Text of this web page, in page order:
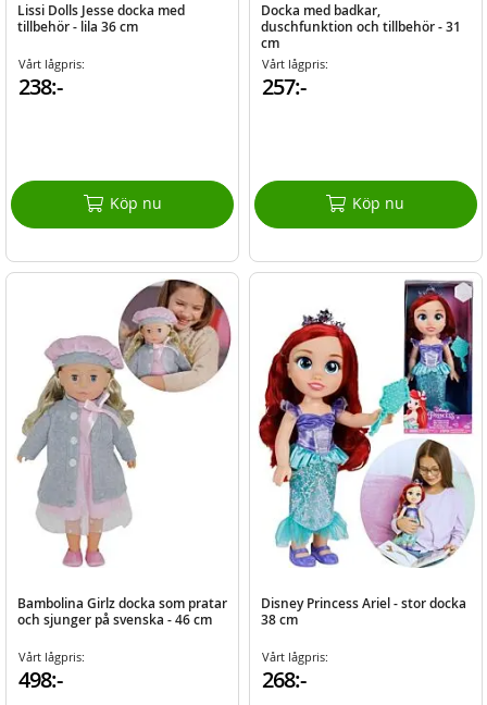
Lissi Dolls Jesse docka med
tillbehör - lila 36 cm
Vårt lågpris:
238:-
Köp nu
Docka med badkar,
duschfunktion och tillbehör - 31
cm
Vårt lågpris:
257:-
Köp nu
Bambolina Girlz docka som pratar
och sjunger på svenska - 46 cm
Vårt lågpris:
498:-
Disney Princess Ariel - stor docka
38 cm
Vårt lågpris:
268:-